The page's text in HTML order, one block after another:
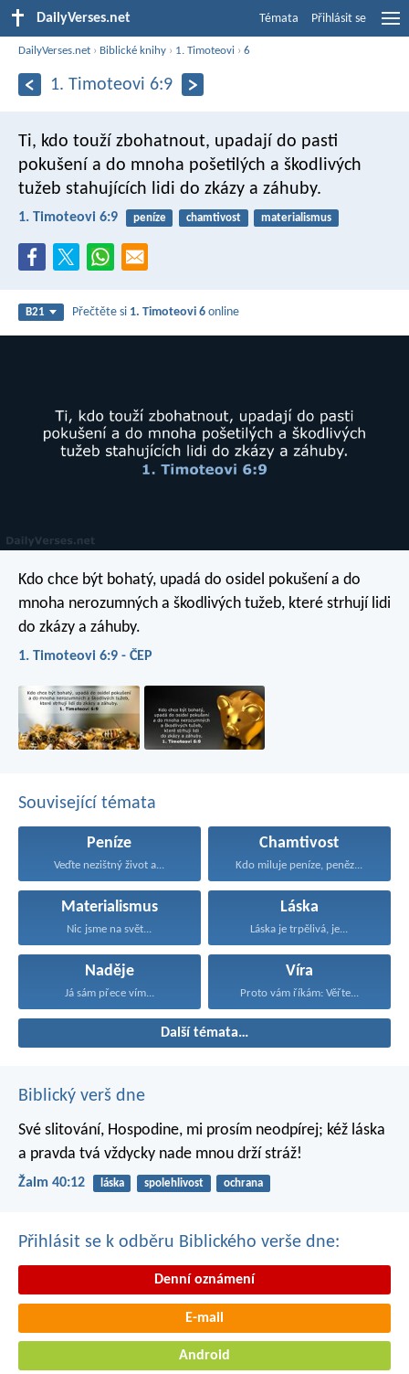
DailyVerses.net Témata Přihlásit se
DailyVerses.net › Biblické knihy › 1. Timoteovi ›6
1. Timoteovi 6:9
Ti, kdo touží zbohatnout, upadají do pasti
pokušení a do mnoha pošetilých a škodlivých
tužeb stahujících lidi do zkázy a záhuby.
1. Timoteovi 6:9 peníze chamtivost materialismus
B21 Přečtěte si 1. Timoteovi 6 online
Kdo chce být bohatý, upadá do osidel pokušení a do
mnoha nerozumných a škodlivých tužeb, které strhují lidi
do zkázy a záhuby.
1. Timoteovi 6:9 - ČEP
Související témata
Peníze
Veďte nezištný život a...
Chamtivost
Kdo miluje peníze, peněz...
Materialismus
Nic jsme na svět...
Láska
Láska je trpělivá, je...
Naděje
Já sám přece vím...
Víra
Proto vám říkám: Věřte...
Další témata…
Biblický verš dne
Své slitování, Hospodine, mi prosím neodpírej; kéž láska
a pravda tvá vždycky nade mnou drží stráž!
Žalm 40:12 láska spolehlivost ochrana
Přihlásit se k odběru Biblického verše dne:
Denní oznámení
E-mail
Android